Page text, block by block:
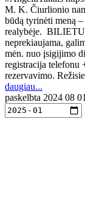
M. K. Čiurlionio
būdą tyrinėti meną
realybėje.
neprekiaujama,
mėn. nuo įsigijimo
registracija telefonu
rezervavimo.
daugiau...
paskelbta 2024 08 01